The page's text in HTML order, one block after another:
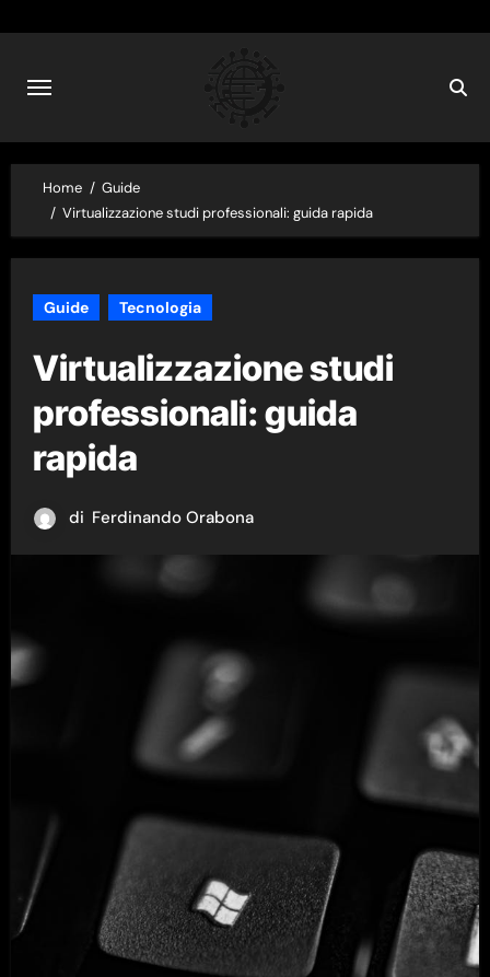
content
Home
Guide
Virtualizzazione studi professionali: guida rapida
Guide Tecnologia
Virtualizzazione studi
professionali: guida
rapida
di Ferdinando Orabona